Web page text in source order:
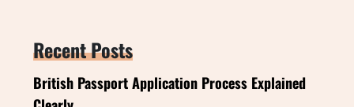
Recent Posts
British Passport Application Process Explained